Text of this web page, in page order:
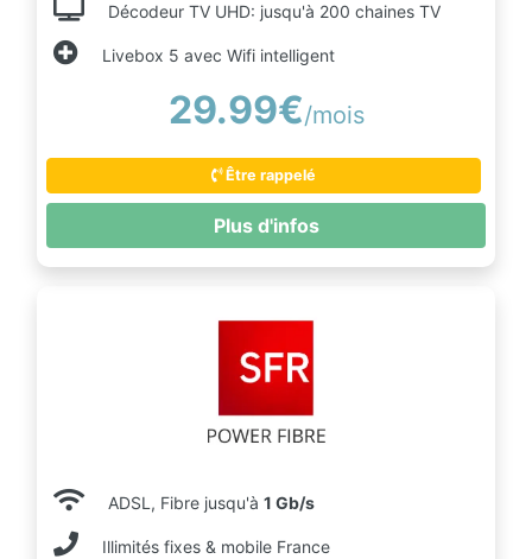
Décodeur TV UHD: jusqu'à 200 chaines TV
Livebox 5 avec Wifi intelligent
29.99€/mois
Être rappelé
Plus d'infos
ADSL, Fibre jusqu'à 1 Gb/s
Illimités fixes & mobile France